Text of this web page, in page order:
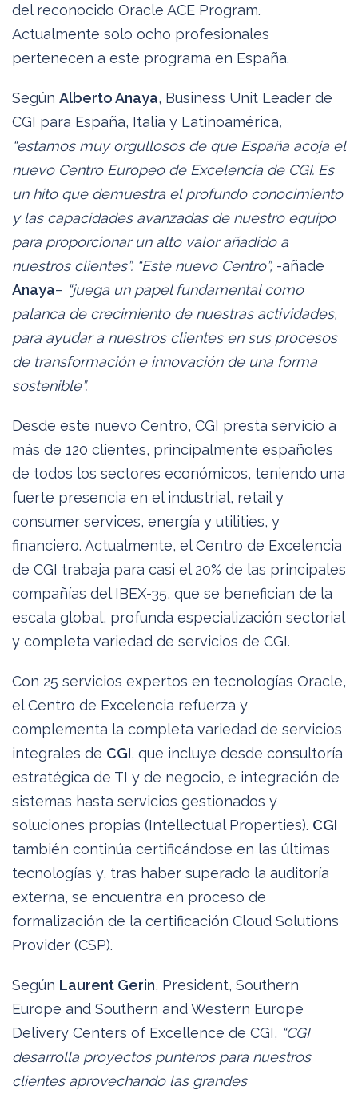
del reconocido Oracle ACE Program.
Actualmente solo ocho profesionales
pertenecen a este programa en España.
Según Alberto Anaya, Business Unit Leader de
CGI para España, Italia y Latinoamérica,
“estamos muy orgullosos de que España acoja el
nuevo Centro Europeo de Excelencia de CGI. Es
un hito que demuestra el profundo conocimiento
y las capacidades avanzadas de nuestro equipo
para proporcionar un alto valor añadido a
nuestros clientes”. “Este nuevo Centro”, -añade
Anaya– “juega un papel fundamental como
palanca de crecimiento de nuestras actividades,
para ayudar a nuestros clientes en sus procesos
de transformación e innovación de una forma
sostenible”.
Desde este nuevo Centro, CGI presta servicio a
más de 120 clientes, principalmente españoles
de todos los sectores económicos, teniendo una
fuerte presencia en el industrial, retail y
consumer services, energía y utilities, y
financiero. Actualmente, el Centro de Excelencia
de CGI trabaja para casi el 20% de las principales
compañías del IBEX-35, que se benefician de la
escala global, profunda especialización sectorial
y completa variedad de servicios de CGI.
Con 25 servicios expertos en tecnologías Oracle,
el Centro de Excelencia refuerza y
complementa la completa variedad de servicios
integrales de CGI, que incluye desde consultoría
estratégica de TI y de negocio, e integración de
sistemas hasta servicios gestionados y
soluciones propias (Intellectual Properties). CGI
también continúa certificándose en las últimas
tecnologías y, tras haber superado la auditoría
externa, se encuentra en proceso de
formalización de la certificación Cloud Solutions
Provider (CSP).
Según Laurent Gerin, President, Southern
Europe and Southern and Western Europe
Delivery Centers of Excellence de CGI, “CGI
desarrolla proyectos punteros para nuestros
clientes aprovechando las grandes